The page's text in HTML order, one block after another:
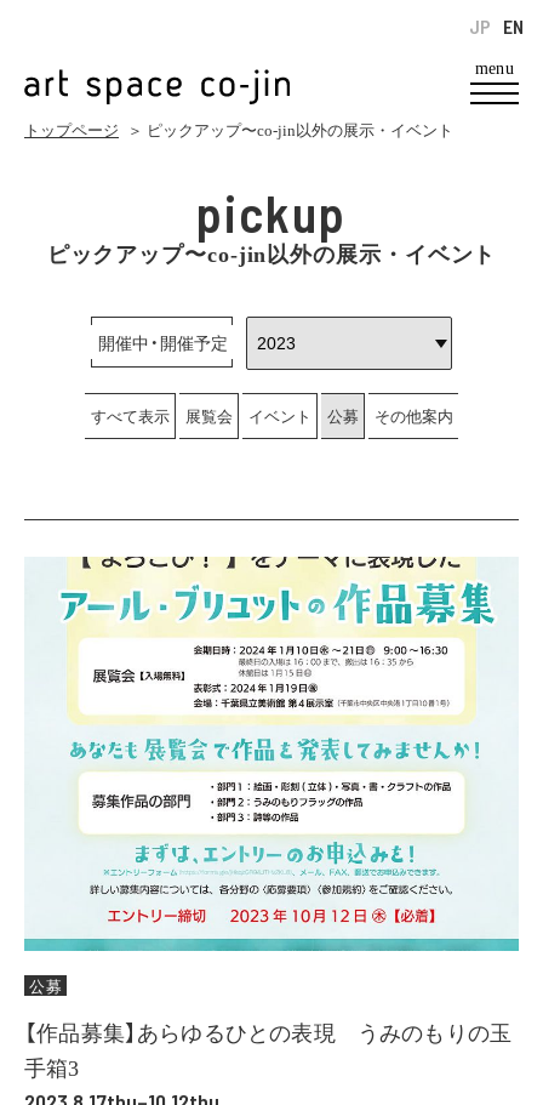
menu
EN
JP
トップページ ＞ ピックアップ〜co-jin以外の展示・イベント
pickup
ピックアップ〜co-jin以外の展示・イベント
開催中・開催予定
すべて表示 展覧会 イベント 公募 その他案内
公募
【作品募集】あらゆるひとの表現 うみのもりの玉
手箱3